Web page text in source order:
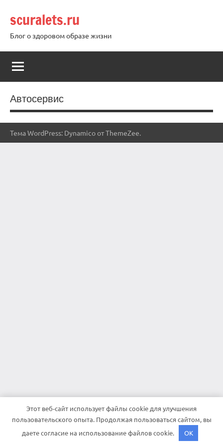
содержимому
scuralets.ru
Блог о здоровом образе жизни
Автосервис
Тема WordPress: Dynamico от ThemeZee.
Этот веб-сайт использует файлы cookie для улучшения
пользовательского опыта. Продолжая пользоваться сайтом, вы
даете согласие на использование файлов cookie.
OK